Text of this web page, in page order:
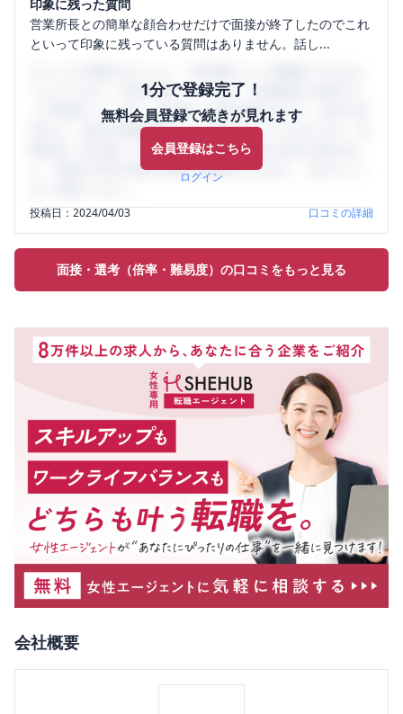
印象に残った質問
営業所長との簡単な顔合わせだけで面接が終了したのでこれ
といって印象に残っている質問はありません。話し...
1分で登録完了！
無料会員登録で続きが見れます
会員登録はこちら
ログイン
うになります。SHEHUB(シーハブ)は、女性限定の企業口コ
ミの投稿サイトです。給与面・女性の働きやすさ・会社の評
判など、女性の転職は気にすべき点がたくさんあります。先
輩社員（元社員）の口コミを通して、本当の会社の姿を知
り、将来の不安や現在の悩みを解消するために、ぜひサイト
投稿日：2024/04/03 口コミの詳細
面接・選考（倍率・難易度）の口コミをもっと見る
会社概要